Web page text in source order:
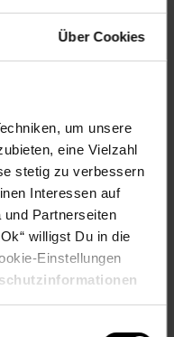
Über Cookies
um unsere
eine Vielzahl
stetig zu verbessern
Interessen auf
und Partnerseiten
willigst Du in die
Einstellungen